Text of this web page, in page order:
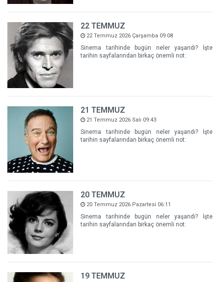
22 TEMMUZ
22 Temmuz 2026 Çarşamba 09:08
Sinema tarihinde bugün neler yaşandı? İşte
tarihin sayfalarından birkaç önemli not:
21 TEMMUZ
21 Temmuz 2026 Salı 09:43
Sinema tarihinde bugün neler yaşandı? İşte
tarihin sayfalarından birkaç önemli not:
20 TEMMUZ
20 Temmuz 2026 Pazartesi 06:11
Sinema tarihinde bugün neler yaşandı? İşte
tarihin sayfalarından birkaç önemli not:
19 TEMMUZ